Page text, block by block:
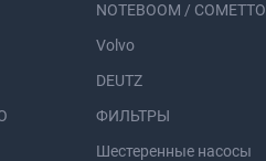
NOTEBOOM / COMETTO
Volvo
DEUTZ
ФИЛЬТРЫ
Шестеренные насосы